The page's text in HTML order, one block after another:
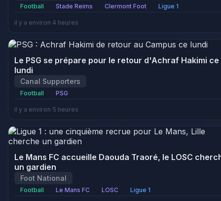
Football Stade Reims Clermont Foot Ligue 1
il y a environ 4 heures
Le PSG se prépare pour le retour d'Achraf Hakimi ce
lundi
Canal Supporters
Football PSG
il y a environ 5 heures
Le Mans FC accueille Daouda Traoré, le LOSC
un gardien
Foot National
Football Le Mans FC LOSC Ligue 1